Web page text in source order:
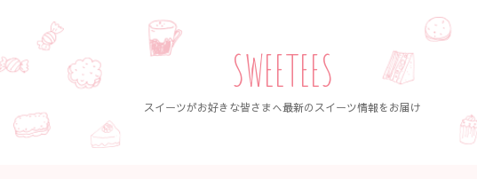
SWEETEES
スイーツがお好きな皆さまへ最新のスイーツ情報をお届け